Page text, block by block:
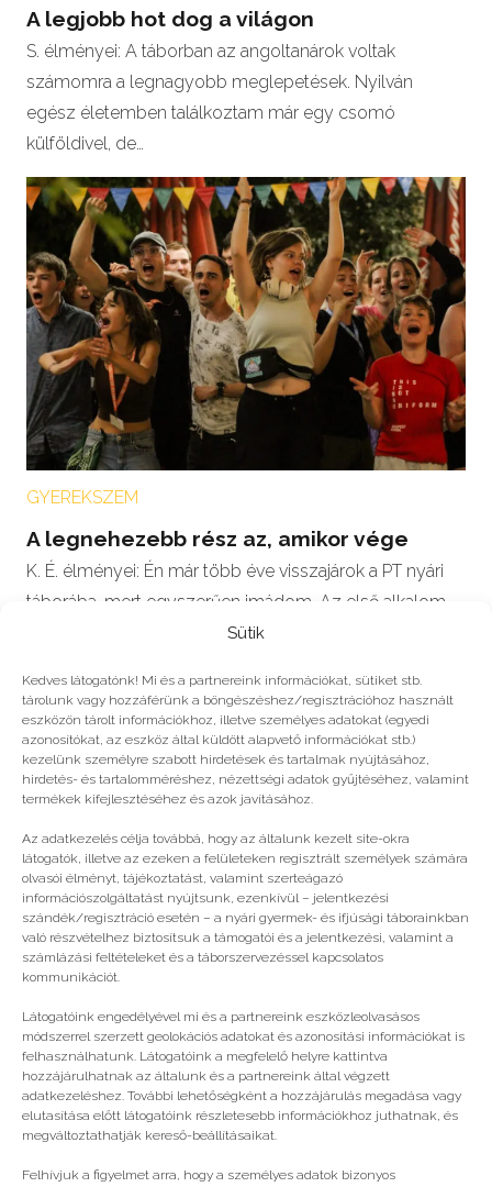
Sütik
Kedves látogatónk! Mi és a partnereink információkat, sütiket stb.
tárolunk vagy hozzáférünk a böngészéshez/regisztrációhoz használt
eszközön tárolt információkhoz, illetve személyes adatokat (egyedi
azonosítókat, az eszköz által küldött alapvető információkat stb.)
kezelünk személyre szabott hirdetések és tartalmak nyújtásához,
hirdetés- és tartalomméréshez, nézettségi adatok gyűjtéséhez, valamint
termékek kifejlesztéséhez és azok javításához.
Az adatkezelés célja továbbá, hogy az általunk kezelt site-okra
látogatók, illetve az ezeken a felületeken regisztrált személyek számára
olvasói élményt, tájékoztatást, valamint szerteágazó
információszolgáltatást nyújtsunk, ezenkívül – jelentkezési
szándék/regisztráció esetén – a nyári gyermek- és ifjúsági táborainkban
való részvételhez biztosítsuk a támogatói és a jelentkezési, valamint a
számlázási feltételeket és a táborszervezéssel kapcsolatos
kommunikációt.
Látogatóink engedélyével mi és a partnereink eszközleolvasásos
módszerrel szerzett geolokációs adatokat és azonosítási információkat is
felhasználhatunk. Látogatóink a megfelelő helyre kattintva
hozzájárulhatnak az általunk és a partnereink által végzett
adatkezeléshez. További lehetőségként a hozzájárulás megadása vagy
elutasítása előtt látogatóink részletesebb információkhoz juthatnak, és
megváltoztathatják kereső-beállításaikat.
Felhívjuk a figyelmet arra, hogy a személyes adatok bizonyos
A legjobb hot dog a világon
S. élményei: A táborban az angoltanárok voltak
számomra a legnagyobb meglepetések. Nyilván
egész életemben találkoztam már egy csomó
külföldivel, de…
GYEREKSZEM
A legnehezebb rész az, amikor vége
K. É. élményei: Én már több éve visszajárok a PT nyári
táborába, mert egyszerűen imádom. Az első alkalom
#2022,#2023
Még több
Egy srác a barátnőm helyett